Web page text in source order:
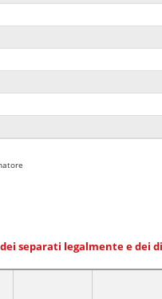
separati legalmente e dei